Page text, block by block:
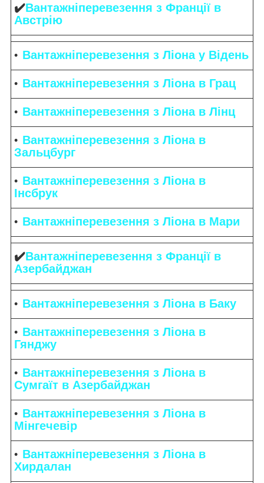
✔️Вантажніперевезення з Франції в
Австрію
Вантажніперевезення з Ліона у Відень
Вантажніперевезення з Ліона в Грац
Вантажніперевезення з Ліона в Лінц
Вантажніперевезення з Ліона в
Зальцбург
Вантажніперевезення з Ліона в
Інсбрук
Вантажніперевезення з Ліона в Мари
✔️Вантажніперевезення з Франції в
Азербайджан
Вантажніперевезення з Ліона в Баку
Вантажніперевезення з Ліона в
Гянджу
Вантажніперевезення з Ліона в
Сумгаїт в Азербайджан
Вантажніперевезення з Ліона в
Мінгечевір
Вантажніперевезення з Ліона в
Хирдалан